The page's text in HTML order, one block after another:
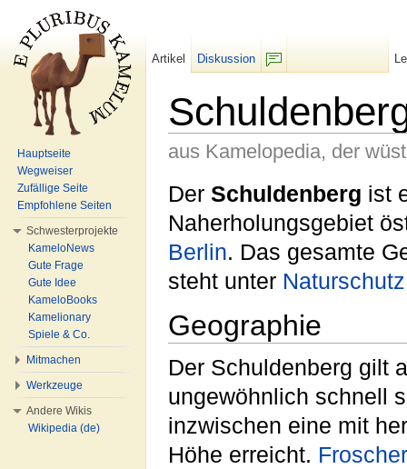
aus Kamelopedia, der
Der Schuldenberg ist
Naherholungsgebiet
Berlin. Das gesamte
steht unter Naturschutz
Geographie
Der Schuldenberg gilt
ungewöhnlich schnell
inzwischen eine mit
Höhe erreicht. Froscher
Artikel
Diskussion
Hauptseite
Wegweiser
Zufällige Seite
Empfohlene Seiten
Schwesterprojekte
KameloNews
Gute Frage
Gute Idee
KameloBooks
Kamelionary
Spiele & Co.
Mitmachen
Werkzeuge
Andere Wikis
Wikipedia (de)